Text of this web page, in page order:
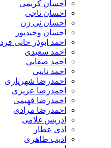
احسان کریمی
احسان ناجی
احسان نی زن
احسان وحیدپور
احمد ابوذر خانی فرد
احمد سعیدی
احمد صفایی
احمد نایبی
احمدرضا شهریاری
احمدرضا عزیزی
احمدرضا فهیمی
احمدرضا مرادی
ادریس غلامی
ادی عطار
ادیب طاهری